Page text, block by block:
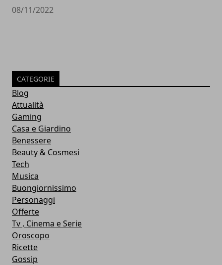
08/11/2022
CATEGORIE
Blog
Attualità
Gaming
Casa e Giardino
Benessere
Beauty & Cosmesi
Tech
Musica
Buongiornissimo
Personaggi
Offerte
Tv , Cinema e Serie
Oroscopo
Ricette
Gossip